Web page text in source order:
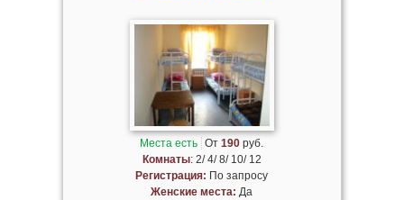
Места есть От190 руб.
Комнаты: 2/ 4/ 8/ 10/ 12
Регистрация: По запросу
Женские места: Да